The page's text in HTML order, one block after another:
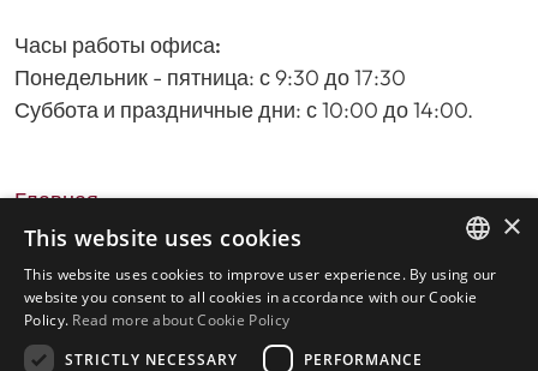
Часы работы офиса:
Понедельник - пятница: с 9:30 до 17:30
Суббота и праздничные дни: с 10:00 до 14:00.
Главная
Поиск недвижимости
Пожалуйста, оставьте отзыв о нас
политика конфиденциальности
Политика использования файлов cookie
ENGLISH
×
This website uses cookies
This website uses cookies to improve user experience. By using our
website you consent to all cookies in accordance with our Cookie
Policy. Read more about Cookie Policy
STRICTLY NECESSARY
PERFORMANCE